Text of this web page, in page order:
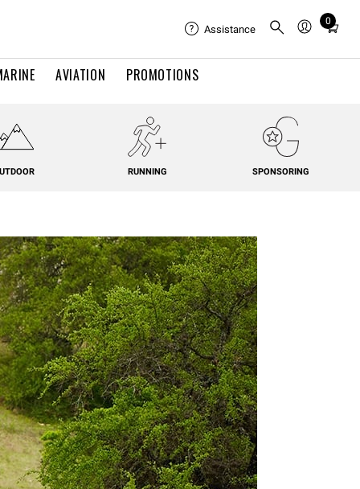
AVIATION PROMOTIONS
Assistance
0
Total
in
RUNNING SPONSORING